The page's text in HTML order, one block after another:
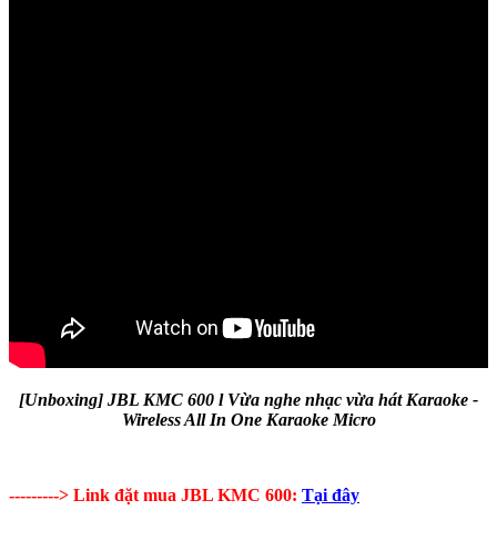
[Unboxing] JBL KMC 600 l Vừa nghe nhạc vừa hát Karaoke -
Wireless All In One Karaoke Micro
---------> Link đặt mua JBL KMC 600: Tại đây